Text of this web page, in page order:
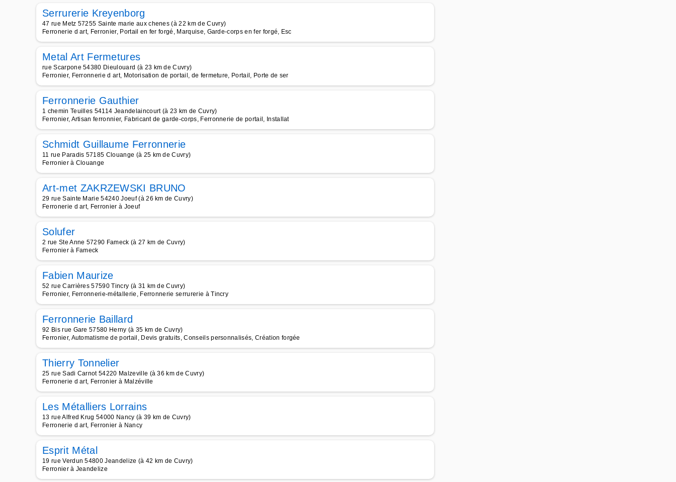
Serrurerie Kreyenborg
47 rue Metz 57255 Sainte marie aux chenes (à 22 km de Cuvry)
Ferronerie d art, Ferronier, Portail en fer forgé, Marquise, Garde-corps en fer forgé, Esc
Metal Art Fermetures
rue Scarpone 54380 Dieulouard (à 23 km de Cuvry)
Ferronier, Ferronnerie d art, Motorisation de portail, de fermeture, Portail, Porte de ser
Ferronnerie Gauthier
1 chemin Teuilles 54114 Jeandelaincourt (à 23 km de Cuvry)
Ferronier, Artisan ferronnier, Fabricant de garde-corps, Ferronnerie de portail, Installat
Schmidt Guillaume Ferronnerie
11 rue Paradis 57185 Clouange (à 25 km de Cuvry)
Ferronier à Clouange
Art-met ZAKRZEWSKI BRUNO
29 rue Sainte Marie 54240 Joeuf (à 26 km de Cuvry)
Ferronerie d art, Ferronier à Joeuf
Solufer
2 rue Ste Anne 57290 Fameck (à 27 km de Cuvry)
Ferronier à Fameck
Fabien Maurize
52 rue Carrières 57590 Tincry (à 31 km de Cuvry)
Ferronier, Ferronnerie-métallerie, Ferronnerie serrurerie à Tincry
Ferronnerie Baillard
92 Bis rue Gare 57580 Herny (à 35 km de Cuvry)
Ferronier, Automatisme de portail, Devis gratuits, Conseils personnalisés, Création forgée
Thierry Tonnelier
25 rue Sadi Carnot 54220 Malzeville (à 36 km de Cuvry)
Ferronerie d art, Ferronier à Malzéville
Les Métalliers Lorrains
13 rue Alfred Krug 54000 Nancy (à 39 km de Cuvry)
Ferronerie d art, Ferronier à Nancy
Esprit Métal
19 rue Verdun 54800 Jeandelize (à 42 km de Cuvry)
Ferronier à Jeandelize